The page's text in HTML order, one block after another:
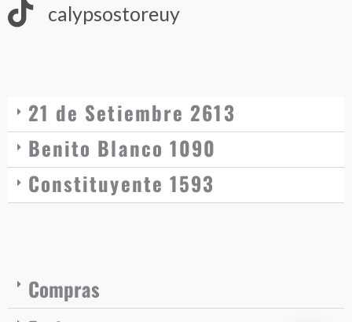
calypsostoreuy
21 de Setiembre 2613
Benito Blanco 1090
Constituyente 1593
Compras